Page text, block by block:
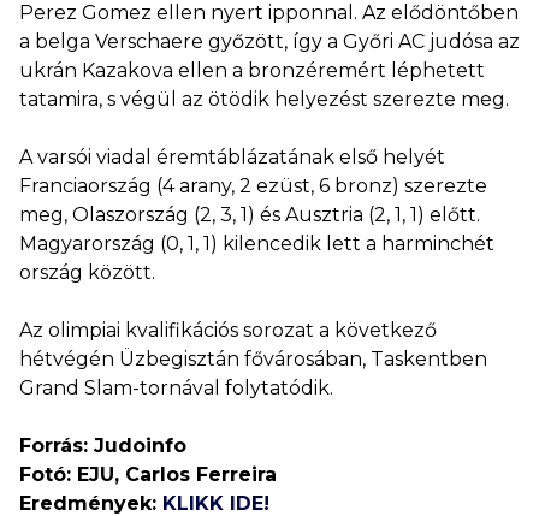
Perez Gomez ellen nyert ipponnal. Az elődöntőben
a belga Verschaere győzött, így a Győri AC judósa az
ukrán Kazakova ellen a bronzéremért léphetett
tatamira, s végül az ötödik helyezést szerezte meg.
A varsói viadal éremtáblázatának első helyét
Franciaország (4 arany, 2 ezüst, 6 bronz) szerezte
meg, Olaszország (2, 3, 1) és Ausztria (2, 1, 1) előtt.
Magyarország (0, 1, 1) kilencedik lett a harminchét
ország között.
Az olimpiai kvalifikációs sorozat a következő
hétvégén Üzbegisztán fővárosában, Taskentben
Grand Slam-tornával folytatódik.
Forrás: Judoinfo
Fotó: EJU, Carlos Ferreira
Eredmények: KLIKK IDE!